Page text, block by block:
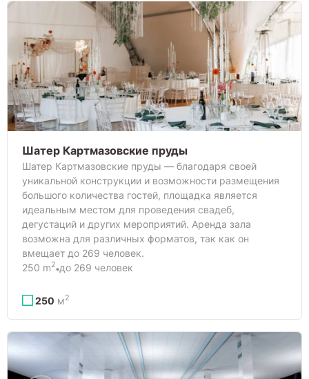
Шатер Картмазовские пруды
Шатер Картмазовские пруды — благодаря своей
уникальной конструкции и возможности размещения
большого количества гостей, площадка является
идеальным местом для проведения свадеб,
дегустаций и других мероприятий. Аренда зала
возможна для различных форматов, так как он
вмещает до 269 человек.
250 m2 до 269 человек
250 м2